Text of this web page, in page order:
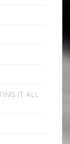
IT ALL